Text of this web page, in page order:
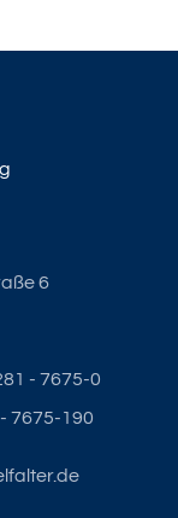
6
- 7675-0
7675-190